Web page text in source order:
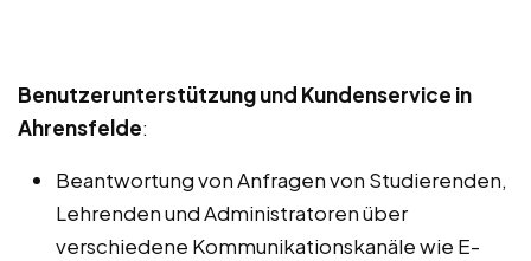
Benutzerunterstützung und Kundenservice in
Ahrensfelde:
Beantwortung von Anfragen von Studierenden,
Lehrenden und Administratoren über
verschiedene Kommunikationskanäle wie E-